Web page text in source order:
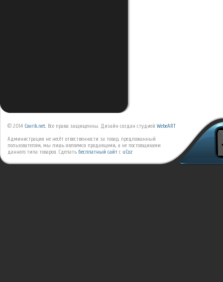
© 2014 Covrik.net. Все права защищенны. Дизайн создан студией WebeART
Администрация не несёт отвественности за товар, предложанный
пользователям, мы лишь являемся продавцами, а не постовщиками
данного типа товаров. Сделать бесплатный сайт с uCoz